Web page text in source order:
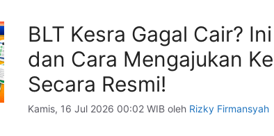
BLT Kesra Gagal Cair?
dan Cara Mengajukan
Secara Resmi!
Kamis, 16 Jul 2026 00:02 WIB oleh Rizky Firmansyah